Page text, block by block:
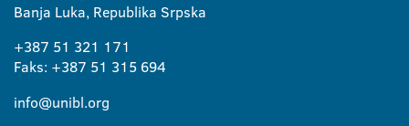
Banja Luka, Republika Srpska
+387 51 321 171
Faks: +387 51 315 694
info@unibl.org